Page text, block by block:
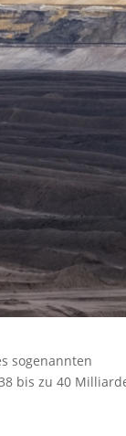
sogenannten
bis zu 40